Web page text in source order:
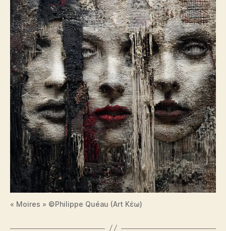
« Moires » ©Philippe Quéau (Art Κέω)